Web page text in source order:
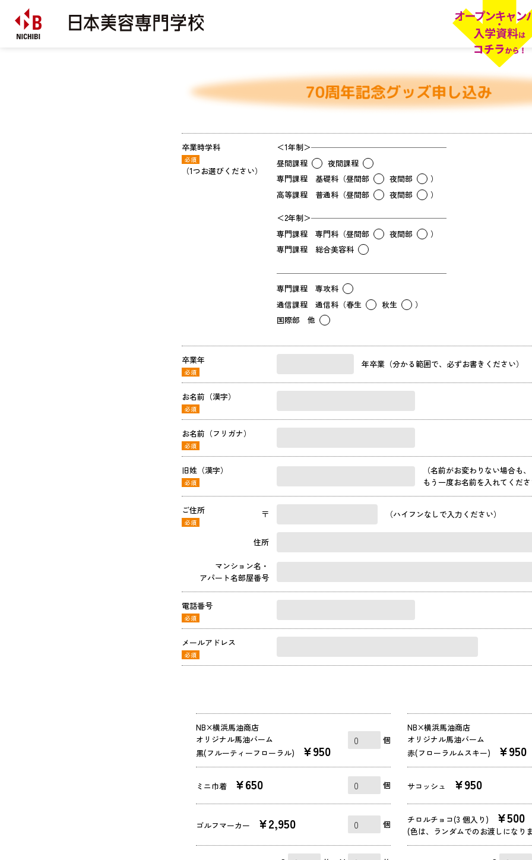
卒業時学科
必須
（1つお選びください）
＜1年制＞
昼間課程
夜間課程
専門課程 基礎科（昼間部
夜間部
）
高等課程 普通科（昼間部
夜間部 ）
＜2年制＞
専門課程 専門科（昼間部
夜間部
）
専門課程 総合美容科
専門課程 専攻科
通信課程 通信科（春生
秋生
）
国際部 他
卒業年
必須
年卒業（分かる範囲で、必ずお書きください）
お名前 （漢字）
必須
お名前 （フリガナ）
必須
旧姓 （漢字）
必須
（名前がお変わりない場合も、
もう一度お名前を入れてくだ
ご住所
必須
〒 （ハイフンなしで入力ください）
住所
マンション名・
アパート名部屋番号
電話番号
必須
メールアドレス
必須
NB×横浜馬油商店
オリジナル馬油バーム
黒(フルーティーフローラル)
¥950
個
NB×横浜馬油商店
オリジナル馬油バーム
赤(フローラルムスキー)
¥950
ミニ巾着 ¥650 個 サコッシュ ¥950
ゴルフマーカー ¥2,950 個 チロルチョコ(3 個入り) ¥500
(色は、ランダムでのお渡しになり